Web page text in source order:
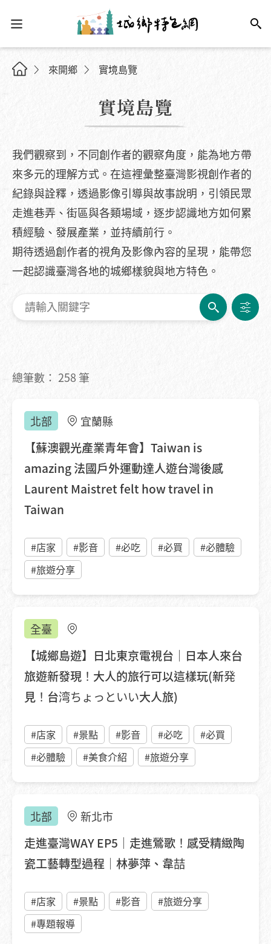
來開鄉 實境島覽
實境島覽
我們觀察到，不同創作者的觀察角度，能為地方帶
來多元的理解方式。在這裡彙整臺灣影視創作者的
紀錄與詮釋，透過影像引導與故事說明，引領民眾
走進巷弄、街區與各類場域，逐步認識地方如何累
積經驗、發展產業，並持續前行。
期待透過創作者的視角及影像內容的呈現，能帶您
一起認識臺灣各地的城鄉樣貌與地方特色。
總筆數： 258 筆
北部 宜蘭縣
【蘇澳觀光產業青年會】Taiwan is
amazing 法國戶外運動達人遊台灣後感
Laurent Maistret felt how travel in
Taiwan
#店家 #影音 #必吃 #必買
#必體驗
#旅遊分享
全臺
【城鄉島遊】日北東京電視台｜日本人來台
旅遊新發現！大人的旅行可以這樣玩(新発
見！台湾ちょっといい大人旅)
#店家 #景點 #影音 #必吃
#必買
#必體驗
#美食介紹 #旅遊分享
北部 新北市
走進臺灣WAY EP5｜走進鶯歌！感受精緻陶
瓷工藝轉型過程｜林夢萍、韋喆
#店家 #景點 #影音
#旅遊分享
#專題報導